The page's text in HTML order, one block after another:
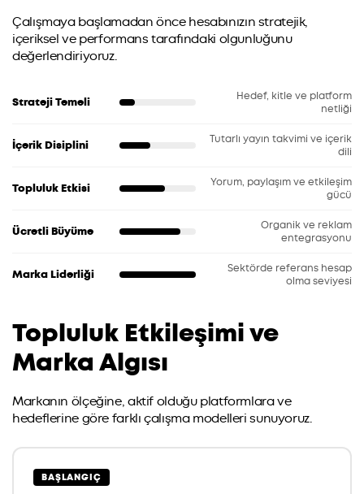
Çalışmaya başlamadan önce hesabınızın stratejik,
içeriksel ve performans tarafındaki olgunluğunu
değerlendiriyoruz.
Strateji Temeli
Hedef, kitle ve platform
netliği
İçerik Disiplini
Tutarlı yayın takvimi ve içerik
dili
Topluluk Etkisi
Yorum, paylaşım ve etkileşim
gücü
Ücretli Büyüme
Organik ve reklam
entegrasyonu
Marka Liderliği
Sektörde referans hesap
olma seviyesi
Topluluk Etkileşimi ve
Marka Algısı
Markanın ölçeğine, aktif olduğu platformlara ve
hedeflerine göre farklı çalışma modelleri sunuyoruz.
BAŞLANGIÇ